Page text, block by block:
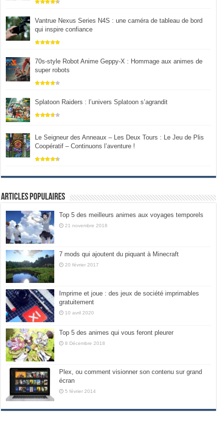
Vantrue Nexus Series N4S : une caméra de tableau de bord
qui inspire confiance
70s-style Robot Anime Geppy-X : Hommage aux animes de
super robots
Splatoon Raiders : l’univers Splatoon s’agrandit
Le Seigneur des Anneaux – Les Deux Tours : Le Jeu de Plis
Coopératif – Continuons l’aventure !
Articles populaires
Top 5 des meilleurs animes aux voyages temporels
21 novembre 2018
7 mods qui ajoutent du piquant à Minecraft
20 février 2017
Imprime et joue : des jeux de société imprimables
gratuitement
10 avril 2020
Top 5 des animes qui vous feront pleurer
8 Décembre 2018
Plex, ou comment visionner son contenu sur grand
écran
5 février 2014